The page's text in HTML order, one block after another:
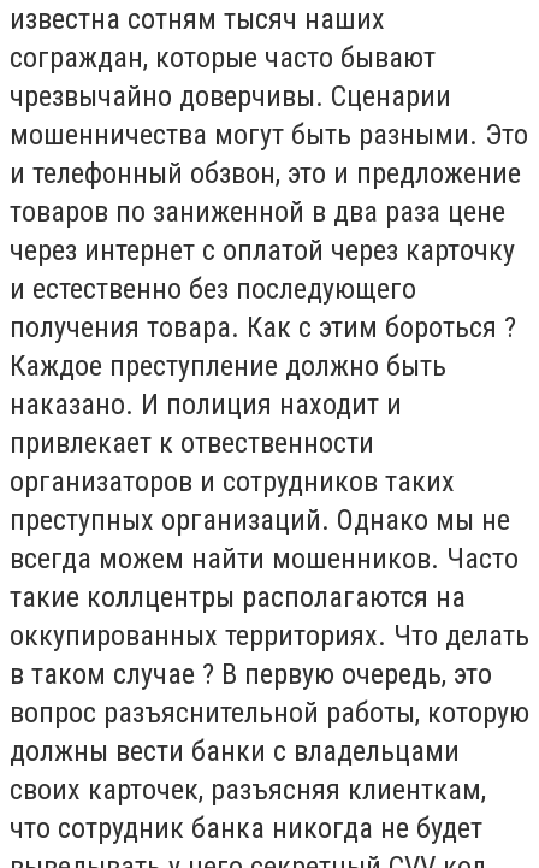
известна сотням тысяч наших
сограждан, которые часто бывают
чрезвычайно доверчивы. Сценарии
мошенничества могут быть разными. Это
и телефонный обзвон, это и предложение
товаров по заниженной в два раза цене
через интернет с оплатой через карточку
и естественно без последующего
получения товара. Как с этим бороться ?
Каждое преступление должно быть
наказано. И полиция находит и
привлекает к отвественности
организаторов и сотрудников таких
преступных организаций. Однако мы не
всегда можем найти мошенников. Часто
такие коллцентры располагаются на
оккупированных территориях. Что делать
в таком случае ? В первую очередь, это
вопрос разъяснительной работы, которую
должны вести банки с владельцами
своих карточек, разъясняя клиенткам,
что сотрудник банка никогда не будет